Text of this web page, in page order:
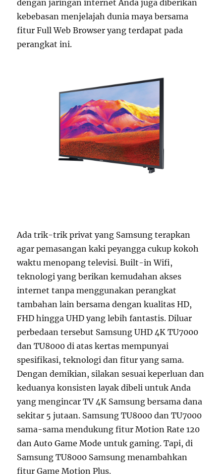
dengan jaringan internet Anda juga diberikan
kebebasan menjelajah dunia maya bersama
fitur Full Web Browser yang terdapat pada
perangkat ini.
Ada trik-trik privat yang Samsung terapkan
agar pemasangan kaki peyangga cukup kokoh
waktu menopang televisi. Built-in Wifi,
teknologi yang berikan kemudahan akses
internet tanpa menggunakan perangkat
tambahan lain bersama dengan kualitas HD,
FHD hingga UHD yang lebih fantastis. Diluar
perbedaan tersebut Samsung UHD 4K TU7000
dan TU8000 di atas kertas mempunyai
spesifikasi, teknologi dan fitur yang sama.
Dengan demikian, silakan sesuai keperluan dan
keduanya konsisten layak dibeli untuk Anda
yang mengincar TV 4K Samsung bersama dana
sekitar 5 jutaan. Samsung TU8000 dan TU7000
sama-sama mendukung fitur Motion Rate 120
dan Auto Game Mode untuk gaming. Tapi, di
Samsung TU8000 Samsung menambahkan
fitur Game Motion Plus.